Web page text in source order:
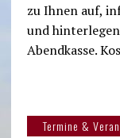
zu Ihnen auf,
und
Abendkasse.
Termine &